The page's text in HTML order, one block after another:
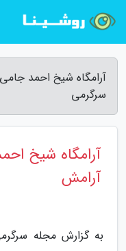
آرامگاه شیخ احمد
سرگرمی
آرامگاه شیخ
آرامش
به گزارش مجله